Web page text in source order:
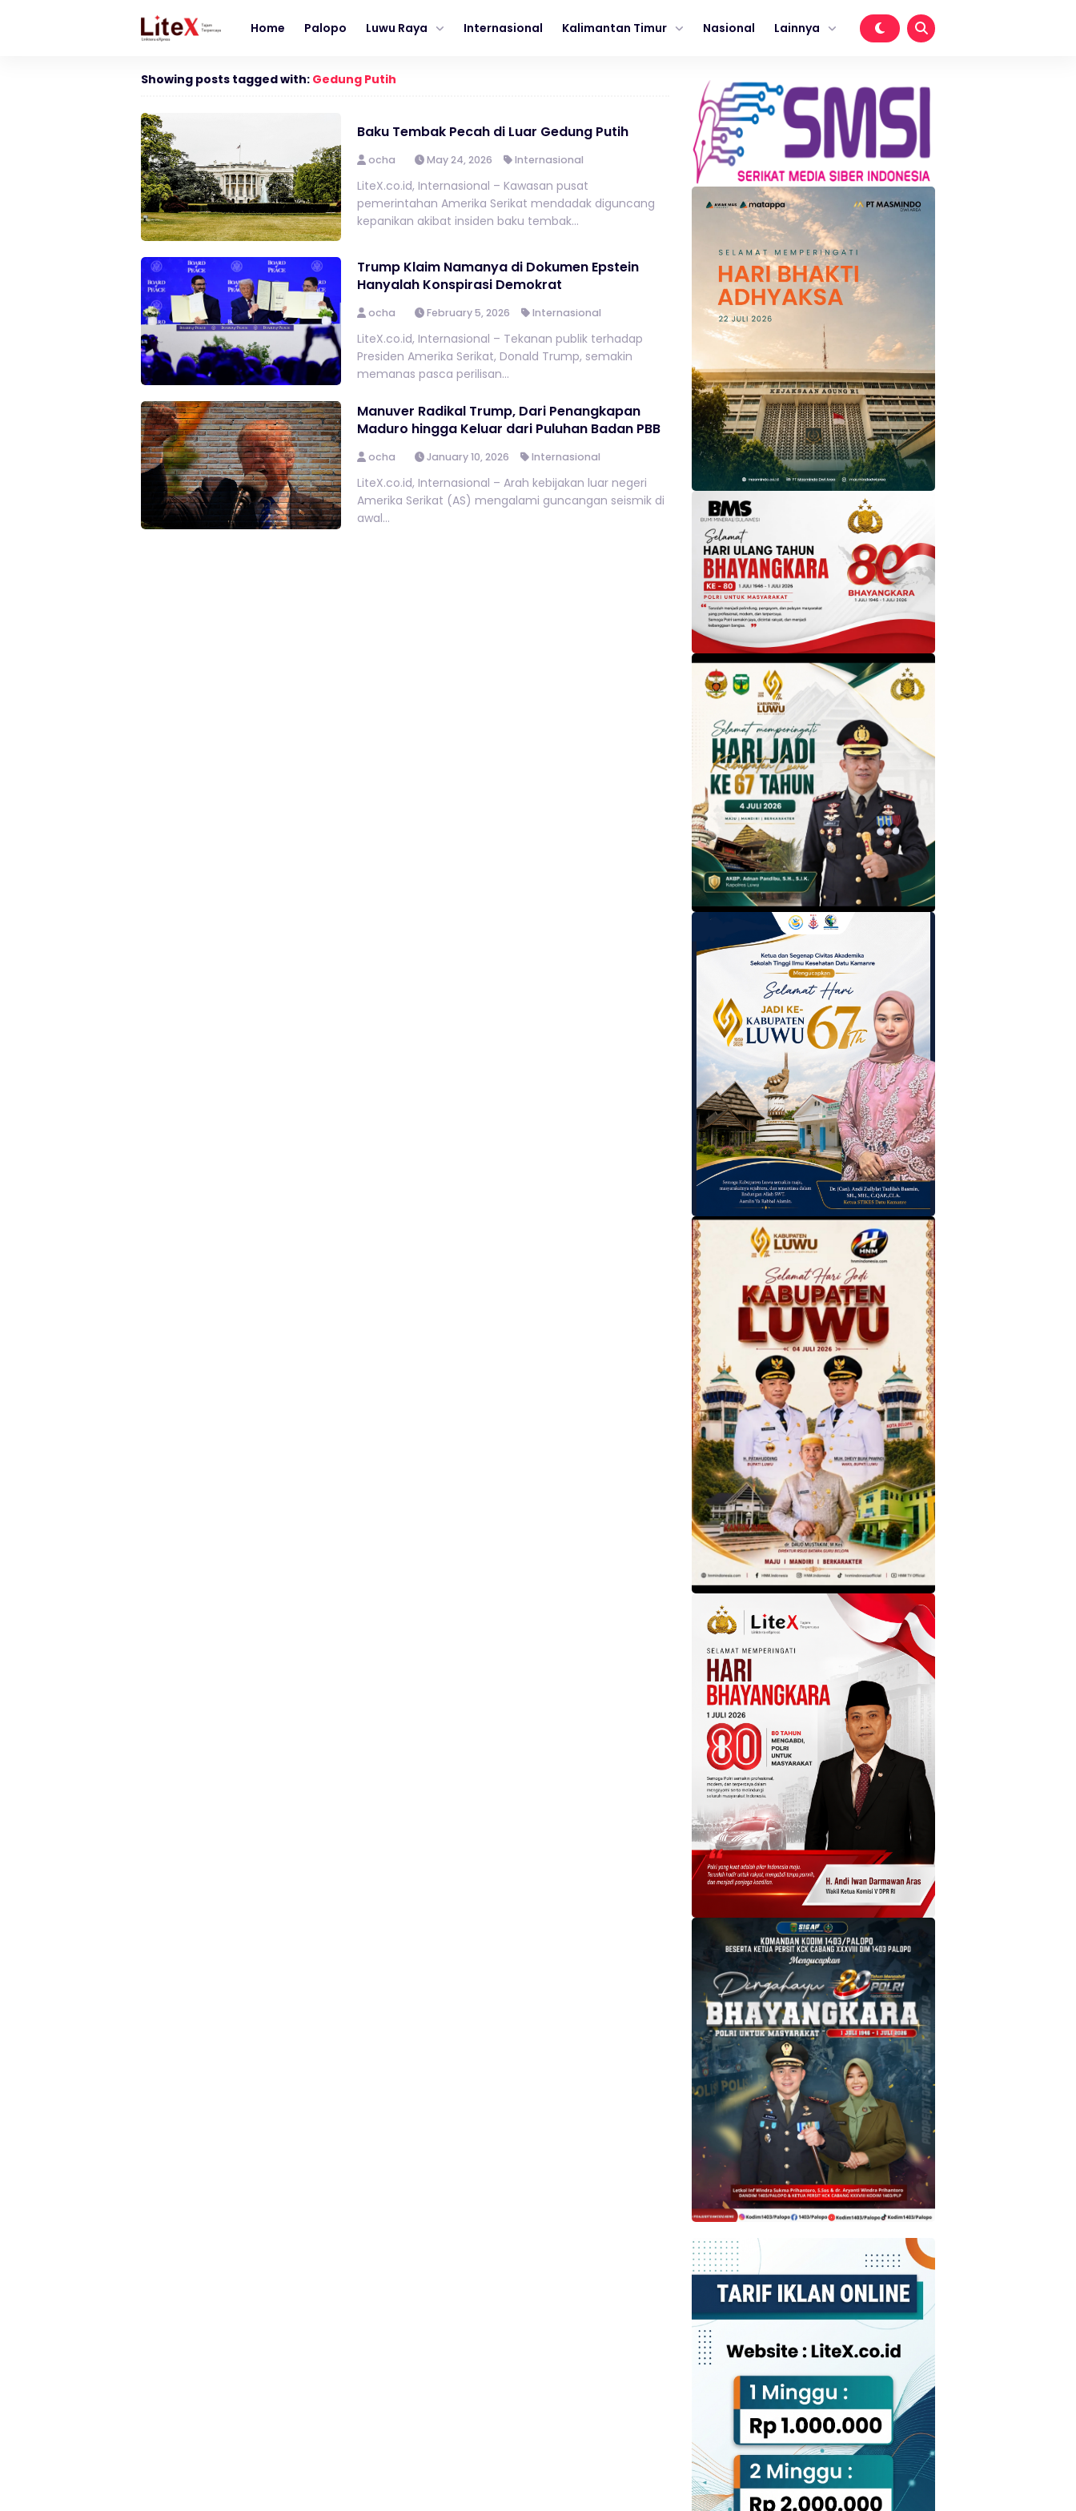
Home Palopo Luwu Raya Internasional Kalimantan Timur Nasional Lainnya
Showing posts tagged with: Gedung Putih
Baku Tembak Pecah di Luar Gedung Putih
ocha May 24, 2026 Internasional
LiteX.co.id, Internasional – Kawasan pusat
pemerintahan Amerika Serikat mendadak diguncang
kepanikan akibat insiden baku tembak...
Trump Klaim Namanya di Dokumen Epstein
Hanyalah Konspirasi Demokrat
ocha February 5, 2026 Internasional
LiteX.co.id, Internasional – Tekanan publik terhadap
Presiden Amerika Serikat, Donald Trump, semakin
memanas pasca perilisan...
Manuver Radikal Trump, Dari Penangkapan
Maduro hingga Keluar dari Puluhan Badan PBB
ocha January 10, 2026 Internasional
LiteX.co.id, Internasional – Arah kebijakan luar negeri
Amerika Serikat (AS) mengalami guncangan seismik di
awal...